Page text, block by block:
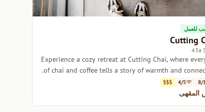
للعمل
Cutting
43a
Experience a cozy retreat at Cutting Chai, where
of chai and coffee tells a story of warmth and
8/
4/5
$$$